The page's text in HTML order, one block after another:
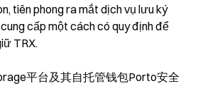
tiên phong ra mắt dịch vụ lưu ký
cấp một cách có quy định để
TRX.
平台及其自托管钱包Porto安全